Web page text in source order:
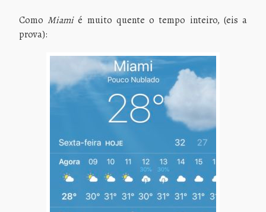
Como Miamié muito quente o tempo inteiro, (eis a
prova):